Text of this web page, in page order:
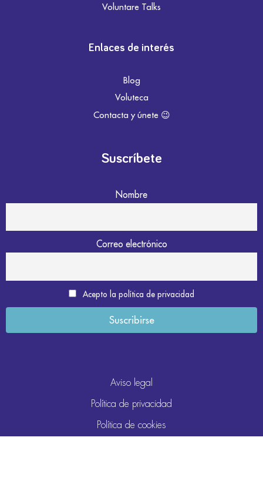
Voluntare Talks
Enlaces de interés
Blog
Voluteca
Contacta y únete 😉
Suscríbete
Nombre
Correo electrónico
Acepto la política de privacidad
Aviso legal
Política de privacidad
Política de cookies